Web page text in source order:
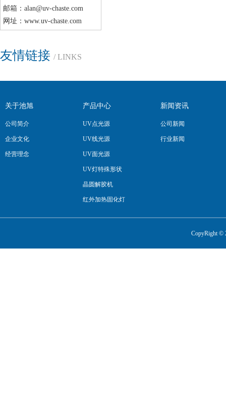
邮箱：alan@uv-chaste.com
网址：www.uv-chaste.com
友情链接 / LINKS
关于池旭
公司简介
企业文化
经营理念
产品中心
UV点光源
UV线光源
UV面光源
UV灯特殊形状
晶圆解胶机
红外加热固化灯
新闻资讯
公司新闻
行业新闻
CopyRight ©